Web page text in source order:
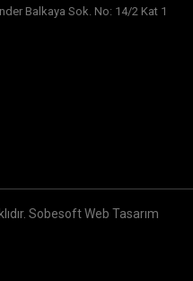
Balkaya Sok. No: 14/2 Kat 1
Sobesoft Web Tasarım